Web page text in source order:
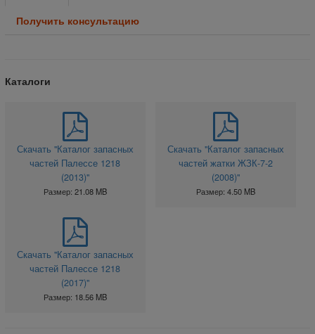
Получить консультацию
Каталоги
Скачать "Каталог запасных
частей Палессе 1218
(2013)"
Размер: 21.08 MB
Скачать "Каталог запасных
частей жатки ЖЗК-7-2
(2008)"
Размер: 4.50 MB
Скачать "Каталог запасных
частей Палессе 1218
(2017)"
Размер: 18.56 MB